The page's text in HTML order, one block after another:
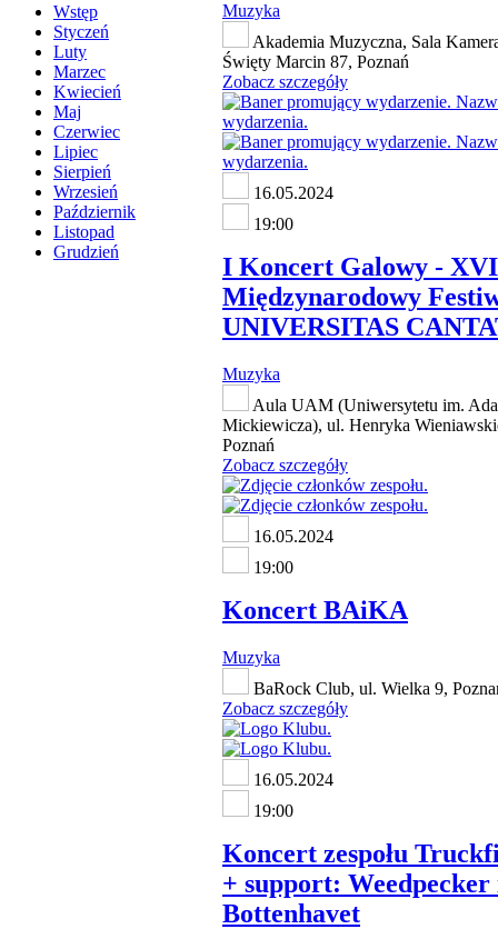
Wstęp
Styczeń
Luty
Marzec
Kwiecień
Maj
Czerwiec
Lipiec
Sierpień
Wrzesień
Październik
Listopad
Grudzień
Muzyka
Akademia Muzyczna, Sala
Święty Marcin 87, Poznań
Zobacz szczegóły
16.05.2024
19:00
I Koncert Galowy - XVI
Międzynarodowy
UNIVERSITAS
Muzyka
Aula UAM (Uniwersytetu im.
Mickiewicza), ul. Henryka
Poznań
Zobacz szczegóły
16.05.2024
19:00
Koncert BAiKA
Muzyka
BaRock Club, ul. Wielka 9,
Zobacz szczegóły
16.05.2024
19:00
Koncert zespołu
+ support: Weedpecker
Bottenhavet